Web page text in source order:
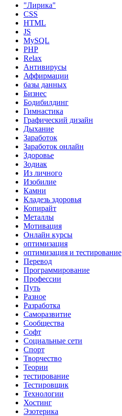
"Лирика"
CSS
HTML
JS
MySQL
PHP
Relax
Антивирусы
Аффирмации
базы данных
Бизнес
Бодибилдинг
Гимнастика
Графический дизайн
Дыхание
Заработок
Заработок онлайн
Здоровье
Зодиак
Из личного
Изобилие
Камни
Кладезь здоровья
Копирайт
Металлы
Мотивация
Онлайн курсы
оптимизация
оптимизация и тестирование
Перевод
Программирование
Профессии
Путь
Разное
Разработка
Саморазвитие
Сообщества
Софт
Социальные сети
Спорт
Творчество
Теории
тестирование
Тестировщик
Технологии
Хостинг
Эзотерика